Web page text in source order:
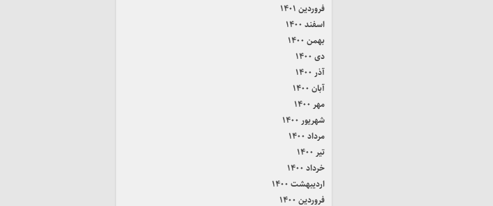
فروردین ۱۴۰۱
اسفند ۱۴۰۰
بهمن ۱۴۰۰
دی ۱۴۰۰
آذر ۱۴۰۰
آبان ۱۴۰۰
مهر ۱۴۰۰
شهریور ۱۴۰۰
مرداد ۱۴۰۰
تیر ۱۴۰۰
خرداد ۱۴۰۰
اردیبهشت ۱۴۰۰
فروردین ۱۴۰۰